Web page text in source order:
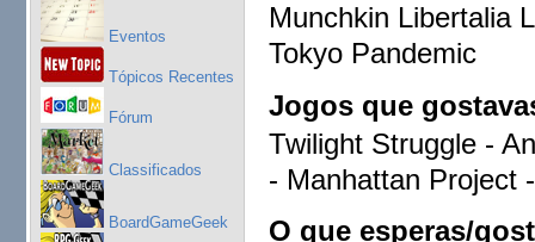
Eventos
Tópicos Recentes
Fórum
Classificados
BoardGameGeek
Munchkin Libertalia
Tokyo Pandemic
Jogos que
Twilight Struggle -
- Manhattan Project
O que esperas/